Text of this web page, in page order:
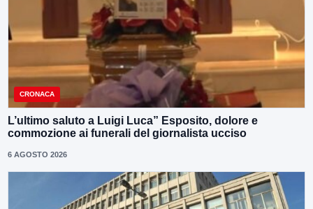
CRONACA
L’ultimo saluto a Luigi Luca” Esposito, dolore e
commozione ai funerali del giornalista ucciso
6 AGOSTO 2026